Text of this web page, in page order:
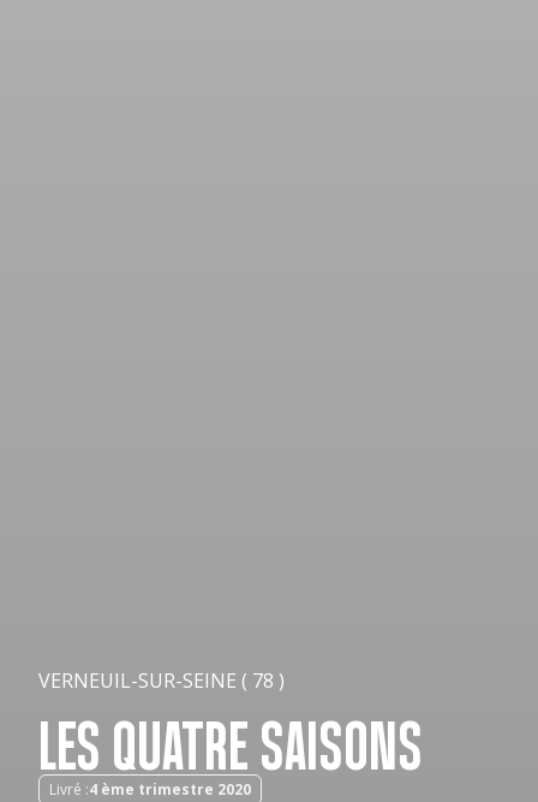
VERNEUIL-SUR-SEINE ( 78 )
LES QUATRE SAISONS
Livré :4 ème trimestre 2020